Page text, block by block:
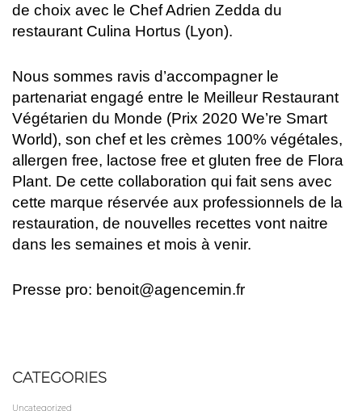
de choix avec le Chef Adrien Zedda du
restaurant Culina Hortus (Lyon).
Nous sommes ravis d’accompagner le
partenariat engagé entre le Meilleur Restaurant
Végétarien du Monde (Prix 2020 We’re Smart
World), son chef et les crèmes 100% végétales,
allergen free, lactose free et gluten free de Flora
Plant. De cette collaboration qui fait sens avec
cette marque réservée aux professionnels de la
restauration, de nouvelles recettes vont naitre
dans les semaines et mois à venir.
Presse pro: benoit@agencemin.fr
CATEGORIES
Uncategorized